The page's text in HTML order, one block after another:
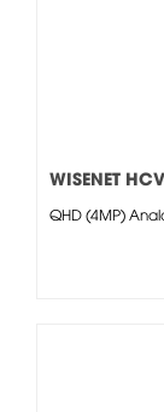
WISENET
QHD (4MP)